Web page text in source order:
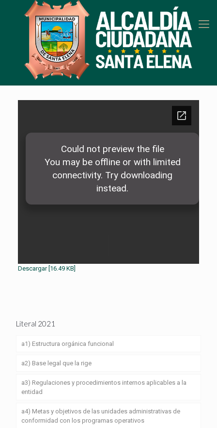
Descargar [16.49 KB]
Literal 2021
a1) Estructura orgánica funcional
a2) Base legal que la rige
a3) Regulaciones y procedimientos internos aplicables a la
entidad
a4) Metas y objetivos de las unidades administrativas de
conformidad con los programas operativos